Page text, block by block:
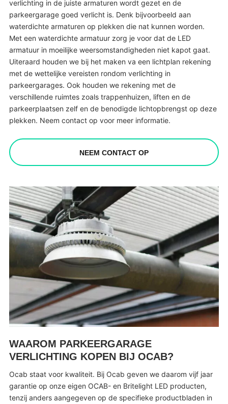
verlichting in de juiste armaturen wordt gezet en de
parkeergarage goed verlicht is. Denk bijvoorbeeld aan
waterdichte armaturen op plekken die nat kunnen worden.
Met een waterdichte armatuur zorg je voor dat de LED
armatuur in moeilijke weersomstandigheden niet kapot gaat.
Uiteraard houden we bij het maken va een lichtplan rekening
met de wettelijke vereisten rondom verlichting in
parkeergarages. Ook houden we rekening met de
verschillende ruimtes zoals trappenhuizen, liften en de
parkeerplaatsen zelf en de benodigde lichtopbrengst op deze
plekken. Neem contact op voor meer informatie.
NEEM CONTACT OP
WAAROM PARKEERGARAGE
VERLICHTING KOPEN BIJ OCAB?
Ocab staat voor kwaliteit. Bij Ocab geven we daarom vijf jaar
garantie op onze eigen OCAB- en Britelight LED producten,
tenzij anders aangegeven op de specifieke productbladen in